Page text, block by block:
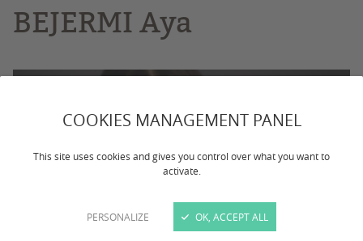
COOKIES MANAGEMENT PANEL
This site uses cookies and gives you control over what you want to
activate.
PERSONALIZE OK, ACCEPT ALL
BEJERMI Aya